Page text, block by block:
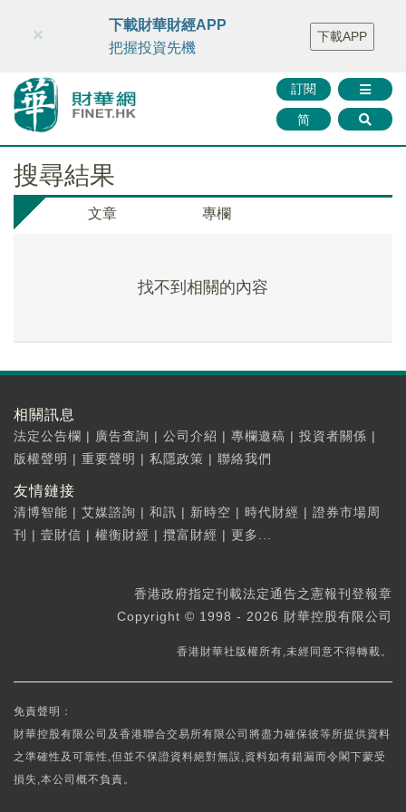
財華智庫網 FINTV FINMETA 財華證券 媒體矩陣
智庫沙龍
聯絡我們
訂閱
简
×
下載財華財經APP
把握投資先機
下載APP
搜尋結果
文章 專欄
找不到相關的內容
相關訊息
法定公告欄 | 廣告查詢 | 公司介紹 | 專欄邀稿 | 投資者關係 |
版權聲明 | 重要聲明 | 私隱政策 | 聯絡我們
友情鏈接
清博智能 | 艾媒諮詢 | 和訊 | 新時空 | 時代財經 | 證券市場周
刊
| 壹財信 | 權衡財經 | 攬富財經 | 更多...
香港政府指定刊載法定通告之憲報刊登報章
Copyright © 1998 - 2026 財華控股有限公司
香港財華社版權所有,未經同意不得轉載。
免責聲明：
財華控股有限公司及香港聯合交易所有限公司將盡力確保彼等所提供資料
之準確性及可靠性,但並不保證資料絕對無誤,資料如有錯漏而令閣下蒙受
損失,本公司概不負責。